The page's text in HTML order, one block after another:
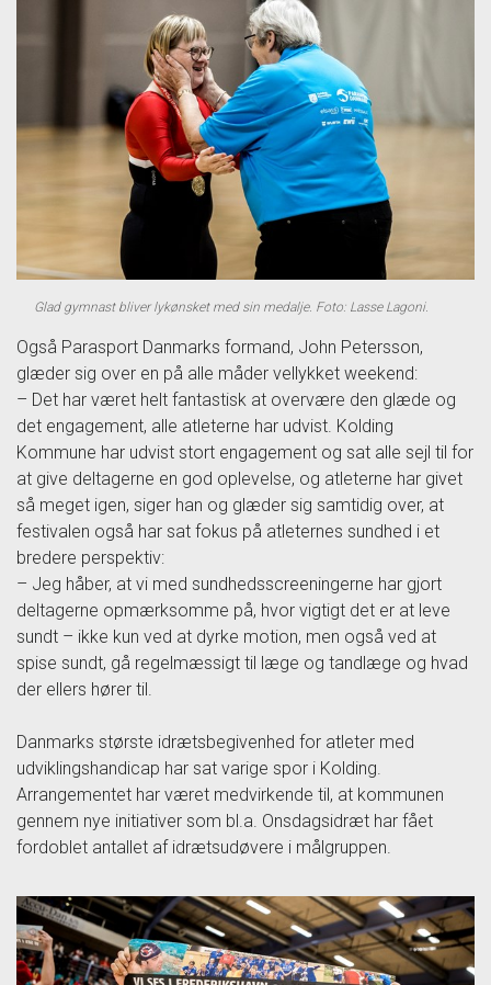
Glad gymnast bliver lykønsket med sin medalje. Foto: Lasse Lagoni.
Også Parasport Danmarks formand, John Petersson,
glæder sig over en på alle måder vellykket weekend:
– Det har været helt fantastisk at overvære den glæde og
det engagement, alle atleterne har udvist. Kolding
Kommune har udvist stort engagement og sat alle sejl til for
at give deltagerne en god oplevelse, og atleterne har givet
så meget igen, siger han og glæder sig samtidig over, at
festivalen også har sat fokus på atleternes sundhed i et
bredere perspektiv:
– Jeg håber, at vi med sundhedsscreeningerne har gjort
deltagerne opmærksomme på, hvor vigtigt det er at leve
sundt – ikke kun ved at dyrke motion, men også ved at
spise sundt, gå regelmæssigt til læge og tandlæge og hvad
der ellers hører til.
Danmarks største idrætsbegivenhed for atleter med
udviklingshandicap har sat varige spor i Kolding.
Arrangementet har været medvirkende til, at kommunen
gennem nye initiativer som bl.a. Onsdagsidræt har fået
fordoblet antallet af idrætsudøvere i målgruppen.